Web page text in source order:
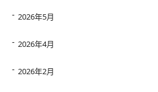
2026年5月
2026年4月
2026年2月